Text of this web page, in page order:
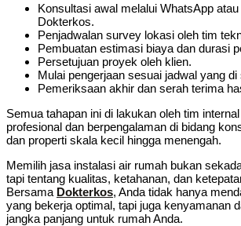
Konsultasi awal melalui WhatsApp
Dokterkos.
Penjadwalan survey lokasi oleh tim
Pembuatan estimasi biaya dan durasi
Persetujuan proyek oleh klien.
Mulai pengerjaan sesuai jadwal yang di
Pemeriksaan akhir dan serah terima
Semua tahapan ini di lakukan oleh tim
profesional dan berpengalaman di bidang
dan properti skala kecil hingga menengah.
Memilih jasa instalasi air rumah bukan
tapi tentang kualitas, ketahanan, dan
Bersama Dokterkos, Anda tidak hanya
yang bekerja optimal, tapi juga kenyamanan
jangka panjang untuk rumah Anda.